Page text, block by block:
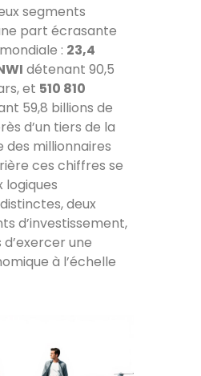
segments
part écrasante
: 23,4
détenant 90,5
et 510 810
59,8 billions de
d’un tiers de la
des millionnaires
ces chiffres se
logiques
deux
d’investissement,
une
à l’échelle